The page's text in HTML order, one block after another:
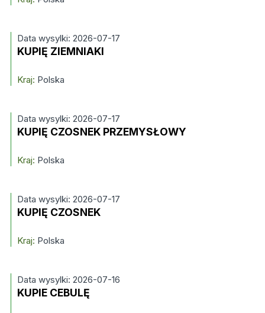
Data wysylki: 2026-07-17
KUPIĘ ZIEMNIAKI
Kraj: Polska
Data wysylki: 2026-07-17
KUPIĘ CZOSNEK PRZEMYSŁOWY
Kraj: Polska
Data wysylki: 2026-07-17
KUPIĘ CZOSNEK
Kraj: Polska
Data wysylki: 2026-07-16
KUPIE CEBULĘ